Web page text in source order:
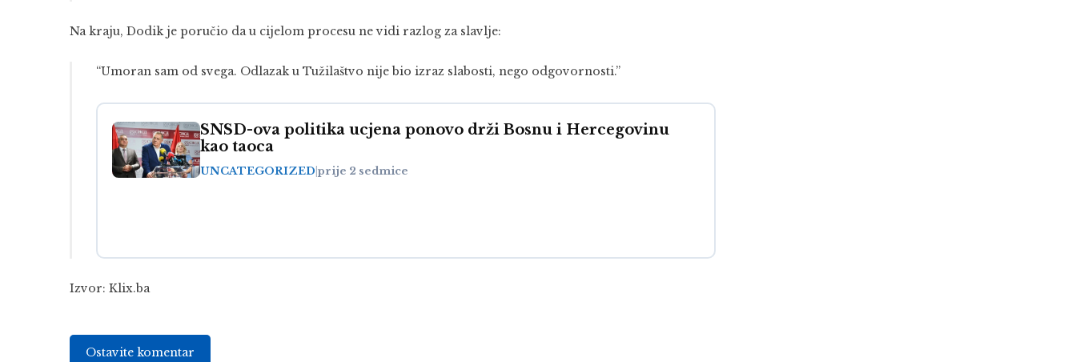
Na kraju, Dodik je poručio da u cijelom procesu ne vidi razlog za slavlje:
“Umoran sam od svega. Odlazak u Tužilaštvo nije bio izraz slabosti, nego odgovornosti.”
SNSD-ova politika ucjena ponovo drži Bosnu i Hercegovinu
kao taoca
UNCATEGORIZED prije 2 sedmice
Izvor: Klix.ba
Ostavite komentar